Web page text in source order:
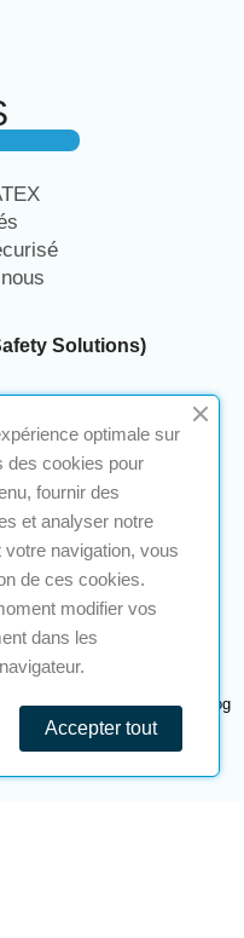
Solutions)
Anthelios Bâtiment E
Une réalisationNavilog
optimale sur
des cookies pour
fournir des
et analyser notre
navigation, vous
de ces cookies.
modifier vos
dans les
Accepter tout